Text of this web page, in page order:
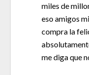
miles de
eso amigos
compra la
me diga que